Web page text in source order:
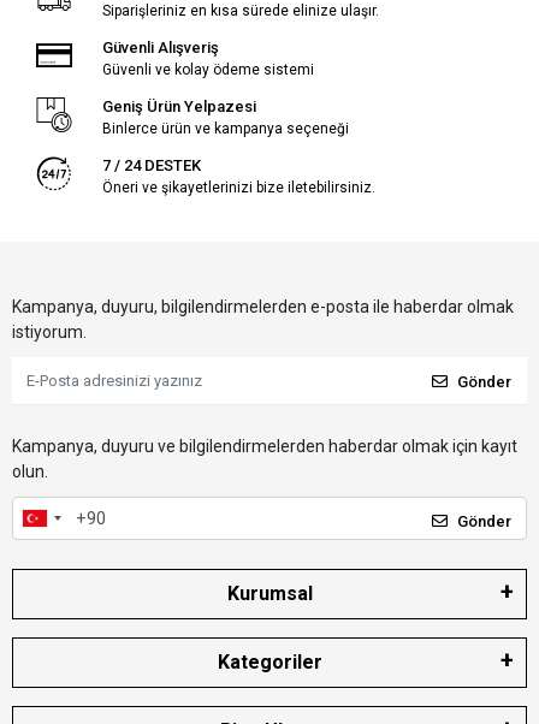
Siparişleriniz en kısa sürede elinize ulaşır.
Güvenli Alışveriş
Güvenli ve kolay ödeme sistemi
Geniş Ürün Yelpazesi
Binlerce ürün ve kampanya seçeneği
7 / 24 DESTEK
Öneri ve şikayetlerinizi bize iletebilirsiniz.
Kampanya, duyuru, bilgilendirmelerden e-posta ile haberdar olmak
istiyorum.
Gönder
Kampanya, duyuru ve bilgilendirmelerden haberdar olmak için kayıt
olun.
Gönder
Kurumsal
Kategoriler